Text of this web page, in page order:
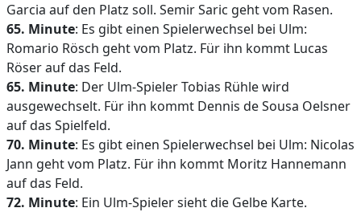
Garcia auf den Platz soll. Semir Saric geht vom Rasen.
65. Minute: Es gibt einen Spielerwechsel bei Ulm:
Romario Rösch geht vom Platz. Für ihn kommt Lucas
Röser auf das Feld.
65. Minute: Der Ulm-Spieler Tobias Rühle wird
ausgewechselt. Für ihn kommt Dennis de Sousa Oelsner
auf das Spielfeld.
70. Minute: Es gibt einen Spielerwechsel bei Ulm: Nicolas
Jann geht vom Platz. Für ihn kommt Moritz Hannemann
auf das Feld.
72. Minute: Ein Ulm-Spieler sieht die Gelbe Karte.